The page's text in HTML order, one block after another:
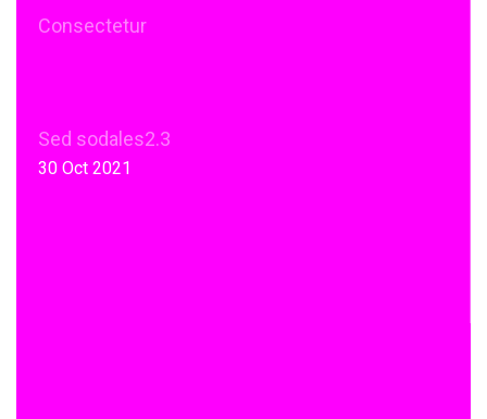
Consectetur
Sed sodales2.3
30 Oct 2021